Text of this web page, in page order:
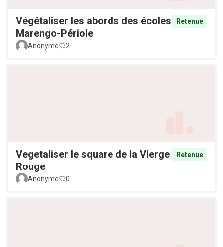
Végétaliser les abords des écoles
Marengo-Périole
Retenue
Anonyme 2
Vegetaliser le square de la Vierge
Rouge
Retenue
Anonyme 0